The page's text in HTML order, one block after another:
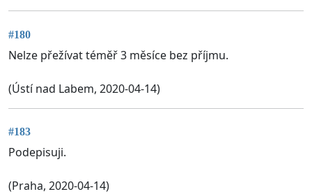
#180
Nelze přežívat téměř 3 měsíce bez příjmu.
(Ústí nad Labem, 2020-04-14)
#183
Podepisuji.
(Praha, 2020-04-14)